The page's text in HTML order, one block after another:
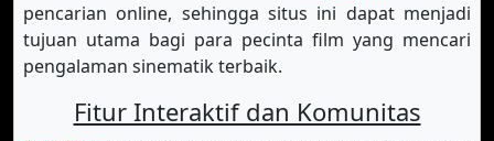
pencarian online, sehingga situs ini dapat menjadi
tujuan utama bagi para pecinta film yang mencari
pengalaman sinematik terbaik.
Fitur Interaktif dan Komunitas